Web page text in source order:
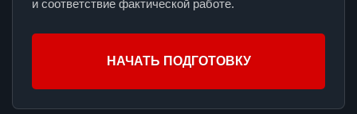
и соответствие фактической работе.
НАЧАТЬ ПОДГОТОВКУ